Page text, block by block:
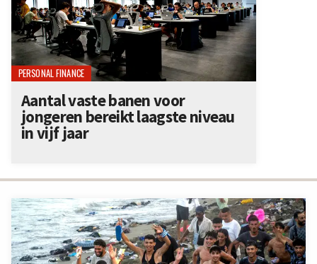
PERSONAL FINANCE
Aantal vaste banen voor
jongeren bereikt laagste niveau
in vijf jaar